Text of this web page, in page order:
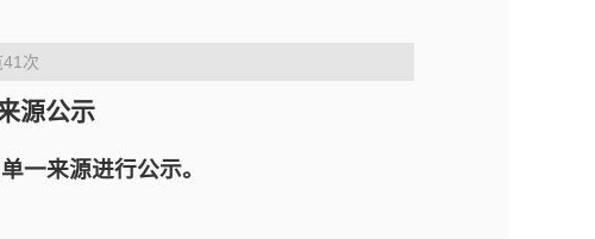
41 次
源公示
一来源进行公示。